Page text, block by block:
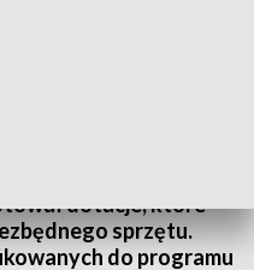
dotacje, które
sprzętu.
do programu